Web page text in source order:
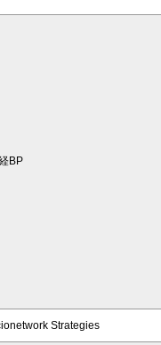
BP
Strategies